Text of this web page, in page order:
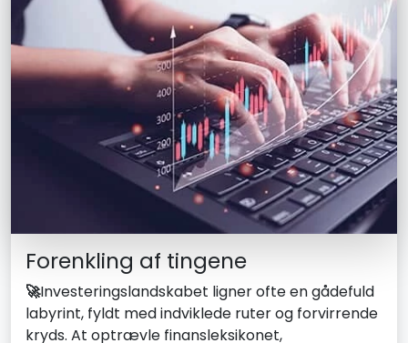
Forenkling af tingene
🚀Investeringslandskabet ligner ofte en gådefuld
labyrint, fyldt med indviklede ruter og forvirrende
kryds. At optrævle finansleksikonet,